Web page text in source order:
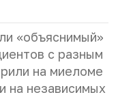
«объяснимый»
с разным
на миеломе
на независимых